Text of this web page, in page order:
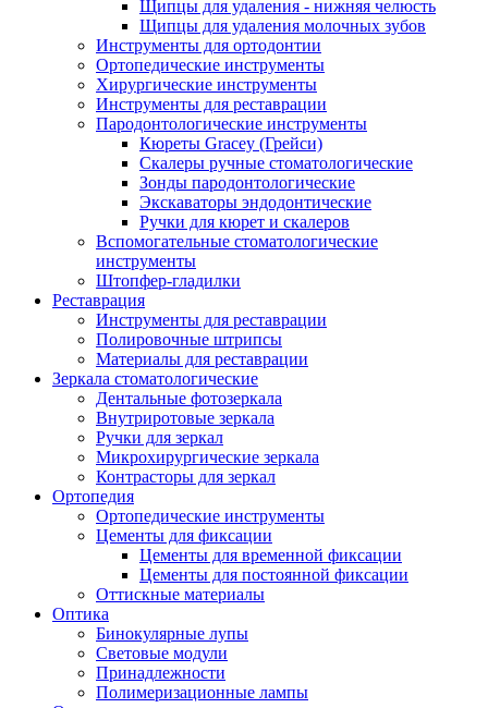
Щипцы для удаления - нижняя челюсть
Щипцы для удаления молочных зубов
Инструменты для ортодонтии
Ортопедические инструменты
Хирургические инструменты
Инструменты для реставрации
Пародонтологические инструменты
Кюреты Gracey (Грейси)
Скалеры ручные стоматологические
Зонды пародонтологические
Экскаваторы эндодонтические
Ручки для кюрет и скалеров
Вспомогательные стоматологические
инструменты
Штопфер-гладилки
Реставрация
Инструменты для реставрации
Полировочные штрипсы
Материалы для реставрации
Зеркала стоматологические
Дентальные фотозеркала
Внутриротовые зеркала
Ручки для зеркал
Микрохирургические зеркала
Контрасторы для зеркал
Ортопедия
Ортопедические инструменты
Цементы для фиксации
Цементы для временной фиксации
Цементы для постоянной фиксации
Оттискные материалы
Оптика
Бинокулярные лупы
Световые модули
Принадлежности
Полимеризационные лампы